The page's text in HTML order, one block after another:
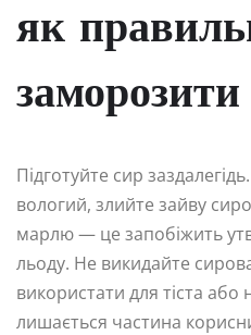
як
Підготуйте сир
вологий, злийте зайву
марлю — це запобіжить
льоду. Не викидайте
використати для тіста або
лишається частина